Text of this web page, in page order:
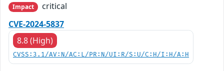
Impact
critical
CVE-2024-5837
8.8 (High)
CVSS:3.1/AV:N/AC:L/PR:N/UI:R/S:U/C:H/I:H/A:H